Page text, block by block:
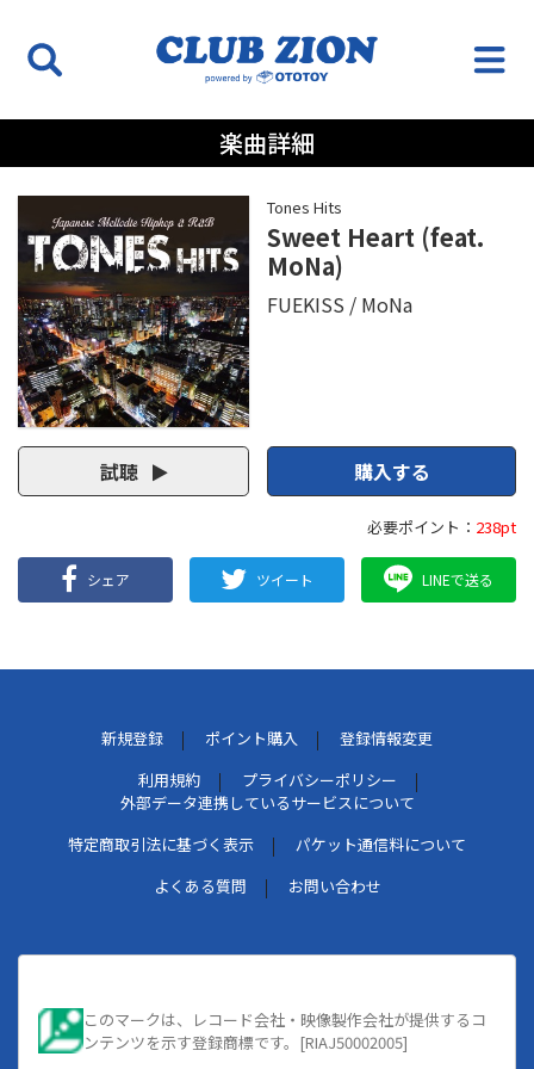
楽曲詳細
Tones Hits
Sweet Heart (feat.
MoNa)
FUEKISS MoNa
試聴 購入する
必要ポイント： 238pt
シェア ツイート LINEで送る
新規登録 ポイント購入
登録情報変更
利用規約
プライバシーポリシー
外部データ連携しているサービスについて
特定商取引法に基づく表示
パケット通信料について
よくある質問
お問い合わせ
このマークは、レコード会社・映像製作会社が提供するコ
ンテンツを示す登録商標です。[RIAJ50002005]